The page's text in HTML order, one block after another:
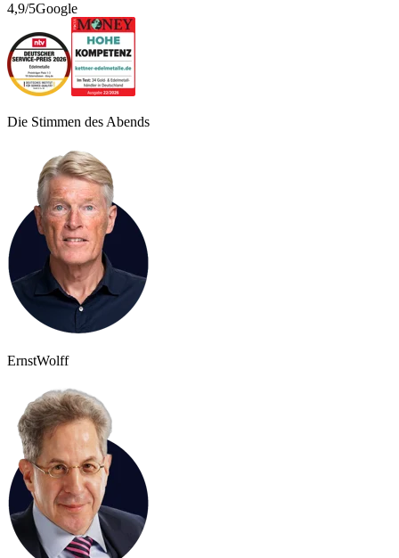
4,9/5Google
Die Stimmen des Abends
ErnstWolff